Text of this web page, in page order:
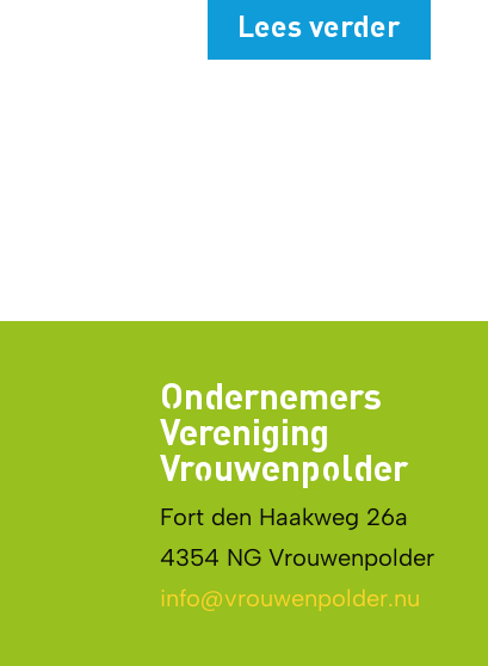
Lees verder
Ondernemers
Vereniging
Vrouwenpolder
Fort den Haakweg 26a
4354 NG Vrouwenpolder
info@vrouwenpolder.nu